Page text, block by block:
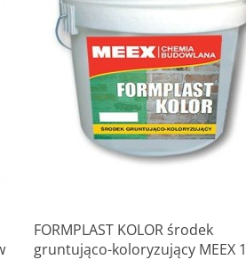
Produkt niedostępny
FORMPLAST KOLOR środek
gruntująco-koloryzujący MEEX 1